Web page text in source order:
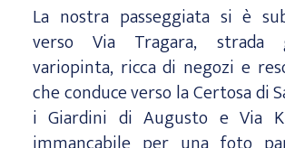
La nostra passeggiata si è
verso Via Tragara, strada
variopinta, ricca di negozi e
che conduce verso la Certosa di
i Giardini di Augusto e Via